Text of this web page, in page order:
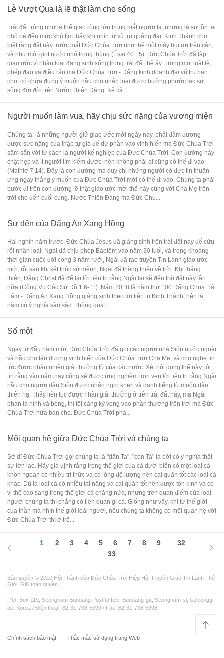
Lễ Vượt Qua là lẽ thật làm cho sống
Trái đất trông như là thế gian rộng lớn trong mắt người ta, nhưng là sự tồn tại
nhỏ bé đến mức khó tìm thấy khi nhìn từ vũ trụ quảng đại. Kinh Thánh cho
biết rằng đất này trước mắt Đức Chúa Trời như thể một mảy bụi rơi trên cân,
và như một giọt nước nhỏ trong thùng (Êsai 40:15). Đức Chúa Trời đã lập
giao ước vì nhân loại đang sinh sống trong trái đất thể ấy. Trong mọi luật lệ,
phép đạo và điều răn mà Đức Chúa Trời - Đấng kinh doanh đại vũ trụ ban
cho, có chứa đựng ý muốn hầu cho nhân loại được hưởng phước lạc sự
sống đời đời trên Nước Thiên Đàng. Kể cả t...
Người muốn làm vua, hãy chịu sức nặng của vương miện
Chúng ta, là những người giữ giao ước mới ngày nay, phải đảm đương
được sức nặng của thập tự giá để dự phần vào vinh hiển mà Đức Chúa Trời
sắm sẵn với tư cách là người kế nghiệp của Đức Chúa Trời. Con đường này
chật hẹp và ít người tìm kiếm được, nên không phải ai cũng có thể đi vào
(Mathiơ 7:14). Đây là con đường mà duy chỉ những người có đức tin thuận
ứng ngay thẳng ý muốn của Đức Chúa Trời mới có thể đi vào. Chúng ta phải
bước đi trên con đường lẽ thật giao ước mới thể này cùng với Cha Mẹ trên
trời cho đến cuối cùng. Nước Thiên Đàng mà Đức Chú...
Sự đến của Đấng An Xang Hồng
Hai nghìn năm trước, Đức Chúa Jêsus đã giáng sinh trên trái đất này để cứu
rỗi nhân loại. Ngài đã chịu phép Báptêm vào năm 30 tuổi, và trong khoảng
thời gian cuộc đời công 3 năm rưỡi, Ngài đã rao truyền Tin Lành giao ước
mới, rồi sau khi kết thúc sứ mệnh, Ngài đã thăng thiên về trời. Khi thăng
thiên, Đấng Christ đã để lại lời tiên tri rằng Ngài lại sẽ đến trái đất này lần
nữa (Công Vụ Các Sứ Đồ 1:6-11). Năm 2018 là năm thứ 100 Đấng Christ Tái
Lâm - Đấng An Xang Hồng giáng sinh theo lời tiên tri Kinh Thánh, nên là
năm có ý nghĩa sâu sắc. Thông qua l...
Số một
Ngay từ đầu năm mới, Đức Chúa Trời đã gọi các người nhà Siôn nước ngoài
và hầu cho tán dương vinh hiển của Đức Chúa Trời Cha Mẹ, và cho nghe tin
tức được nhận nhiều giải thưởng từ của các nước. Xét nội dung thể này, tôi
tin rằng vào năm nay cũng sẽ được ứng nghiệm trọn vẹn lời tiên tri rằng Ngài
hầu cho người dân Siôn được nhận ngợi khen và danh tiếng từ muôn dân
thiên hạ. Thấy liên tục được nhận giải thưởng ở trên trái đất này, mà Ngài
phán là hình và bóng, thì tôi càng kỳ vọng vào phần thưởng trên trời mà Đức
Chúa Trời hứa ban cho. Đức Chúa Trời phá...
Mối quan hệ giữa Đức Chúa Trời và chúng ta
Sở dĩ Đức Chúa Trời gọi chúng ta là "dân Ta", "con Ta" là bởi có ý nghĩa thật
sự lớn lao. Hãy giả định rằng trong thế giới của cá dưới biển có một loài cá
khôn ngoan có nhiều trí thức và có lòng độ lượng nên cai quản tốt các loài cá
khác. Dù là loài cá có nhiều tài năng và cai quản tốt nên được tôn kính và có
vị thế cao sang trong thế giới cá chăng nữa, nhưng trên quan điểm của loài
người chúng ta thì chẳng có liên quan gì cả. Giống như vậy, khi từ thế giới
của thần mà nhìn thế giới loài người, nếu chúng ta không có mối quan hệ với
Đức Chúa Trời thì ở trê...
1 2 3 4 5 6 7 8 9
32
33
Bản quyền © 2010 Hội Thánh của Đức Chúa Trời Hiệp Hội Truyền Giáo Tin Lành Thế
Giới. Giữ toàn quyền.
P.O. Box 119, Seongnam Bundang Post Office, Bundang-gu, Seongnam-si, Gyeonggi-
do, Korea / Điện thoại: 82-31-738-5999 / Fax: 82-31-738-5998
Chính sách bảo mật Thắc mắc sử dụng trang Web